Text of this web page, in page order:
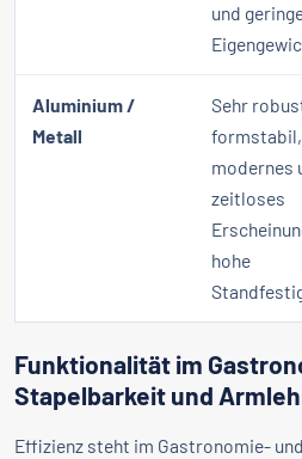
und
Aluminium /
Metall
Sehr
formstabil,
modernes
zeitloses
hohe
Funktionalität im
Stapelbarkeit und
Effizienz steht im Gastronomie-